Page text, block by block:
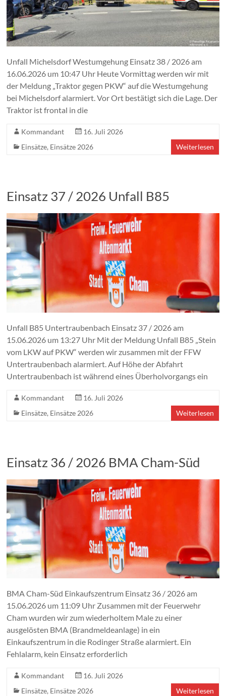
Unfall Michelsdorf Westumgehung Einsatz 38 / 2026 am
16.06.2026 um 10:47 Uhr Heute Vormittag werden wir mit
der Meldung „Traktor gegen PKW“ auf die Westumgehung
bei Michelsdorf alarmiert. Vor Ort bestätigt sich die Lage. Der
Traktor ist frontal in die
Kommandant
16. Juli 2026
Einsätze, Einsätze 2026 Weiterlesen
Einsatz 37 / 2026 Unfall B85
Unfall B85 Untertraubenbach Einsatz 37 / 2026 am
15.06.2026 um 13:27 Uhr Mit der Meldung Unfall B85 „Stein
vom LKW auf PKW“ werden wir zusammen mit der FFW
Untertraubenbach alarmiert. Auf Höhe der Abfahrt
Untertraubenbach ist während eines Überholvorgangs ein
Kommandant
16. Juli 2026
Einsätze, Einsätze 2026 Weiterlesen
Einsatz 36 / 2026 BMA Cham-Süd
BMA Cham-Süd Einkaufszentrum Einsatz 36 / 2026 am
15.06.2026 um 11:09 Uhr Zusammen mit der Feuerwehr
Cham wurden wir zum wiederholtem Male zu einer
ausgelösten BMA (Brandmeldeanlage) in ein
Einkaufszentrum in die Rodinger Straße alarmiert. Ein
Fehlalarm, kein Einsatz erforderlich
Kommandant
16. Juli 2026
Einsätze, Einsätze 2026 Weiterlesen